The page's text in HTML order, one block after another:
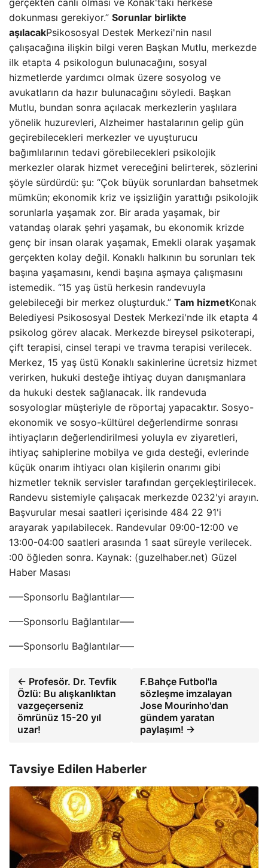
gerçekten canlı olması ve Konak'taki herkese
dokunması gerekiyor.” Sorunlar birlikte
aşılacakPsikososyal Destek Merkezi'nin nasıl
çalışacağına ilişkin bilgi veren Başkan Mutlu, merkezde
ilk etapta 4 psikologun bulunacağını, sosyal
hizmetlerde yardımcı olmak üzere sosyolog ve
avukatların da hazır bulunacağını söyledi. Başkan
Mutlu, bundan sonra açılacak merkezlerin yaşlılara
yönelik huzurevleri, Alzheimer hastalarının gelip gün
geçirebilecekleri merkezler ve uyuşturucu
bağımlılarının tedavi görebilecekleri psikolojik
merkezler olarak hizmet vereceğini belirterek, sözlerini
şöyle sürdürdü: şu: “Çok büyük sorunlardan bahsetmek
mümkün; ekonomik kriz ve işsizliğin yarattığı psikolojik
sorunlarla yaşamak zor. Bir arada yaşamak, bir
vatandaş olarak şehri yaşamak, bu ekonomik krizde
genç bir insan olarak yaşamak, Emekli olarak yaşamak
gerçekten kolay değil. Konaklı halkının bu sorunları tek
başına yaşamasını, kendi başına aşmaya çalışmasını
istemedik. “15 yaş üstü herkesin randevuyla
gelebileceği bir merkez oluşturduk.” Tam hizmetKonak
Belediyesi Psikososyal Destek Merkezi'nde ilk etapta 4
psikolog görev alacak. Merkezde bireysel psikoterapi,
çift terapisi, cinsel terapi ve travma terapisi verilecek.
Merkez, 15 yaş üstü Konaklı sakinlerine ücretsiz hizmet
verirken, hukuki desteğe ihtiyaç duyan danışmanlara
da hukuki destek sağlanacak. İlk randevuda
sosyologlar müşteriyle de röportaj yapacaktır. Sosyo-
ekonomik ve sosyo-kültürel değerlendirme sonrası
ihtiyaçların değerlendirilmesi yoluyla ev ziyaretleri,
ihtiyaç sahiplerine mobilya ve gıda desteği, evlerinde
küçük onarım ihtiyacı olan kişilerin onarımı gibi
hizmetler teknik servisler tarafından gerçekleştirilecek.
Randevu sistemiyle çalışacak merkezde 0232'yi arayın.
Başvurular mesai saatleri içerisinde 484 22 91'i
arayarak yapılabilecek. Randevular 09:00-12:00 ve
13:00-04:00 saatleri arasında 1 saat süreyle verilecek.
:00 öğleden sonra. Kaynak: (guzelhaber.net) Güzel
Haber Masası
—–Sponsorlu Bağlantılar—–
—–Sponsorlu Bağlantılar—–
—–Sponsorlu Bağlantılar—–
← Profesör. Dr. Tevfik
Özlü: Bu alışkanlıktan
vazgeçerseniz
ömrünüz 15-20 yıl
uzar!
F.Bahçe Futbol'la
sözleşme imzalayan
Jose Mourinho'dan
gündem yaratan
paylaşım! →
Tavsiye Edilen Haberler